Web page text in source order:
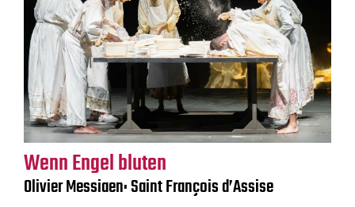
Wenn Engel bluten
Olivier Messiaen: Saint François d’Assise